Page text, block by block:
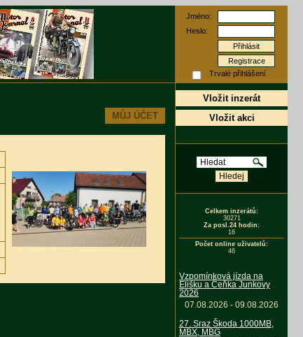
MŮJ ÚČET
Jméno:
Heslo:
Registrace
Trvalé přihlášení
Vložit inzerát
Vložit akci
Celkem inzerátů:
30271
Za posl.24 hodin:
16
Počet online uživatelů:
46
Vzpomínková jízda na
Elišku a Čeňka Junkovy
2026
07.08.2026 - 09.08.2026
27. Sraz Škoda 1000MB,
MBX, MBG